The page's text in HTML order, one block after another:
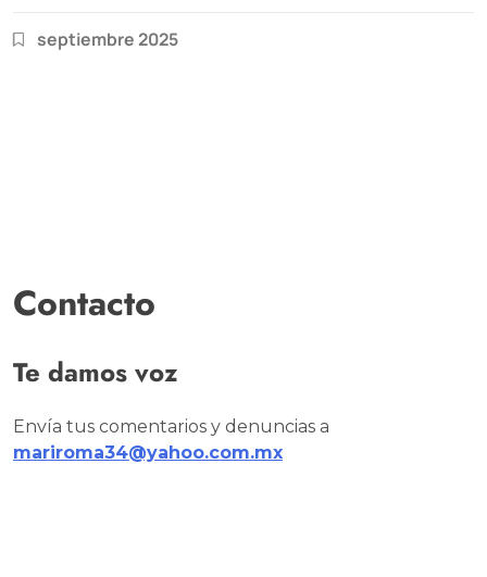
septiembre 2025
Contacto
Te damos voz
Envía tus comentarios y denuncias a
mariroma34@yahoo.com.mx